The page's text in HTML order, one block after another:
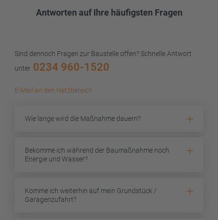
Antworten auf Ihre häufigsten Fragen
Sind dennoch Fragen zur Baustelle offen? Schnelle Antwort
unter 0234 960-1520 .
E-Mail an den Netzbereich
Wie lange wird die Maßnahme dauern?
Bekomme ich während der Baumaßnahme noch
Energie und Wasser?
Komme ich weiterhin auf mein Grundstück /
Garagenzufahrt?